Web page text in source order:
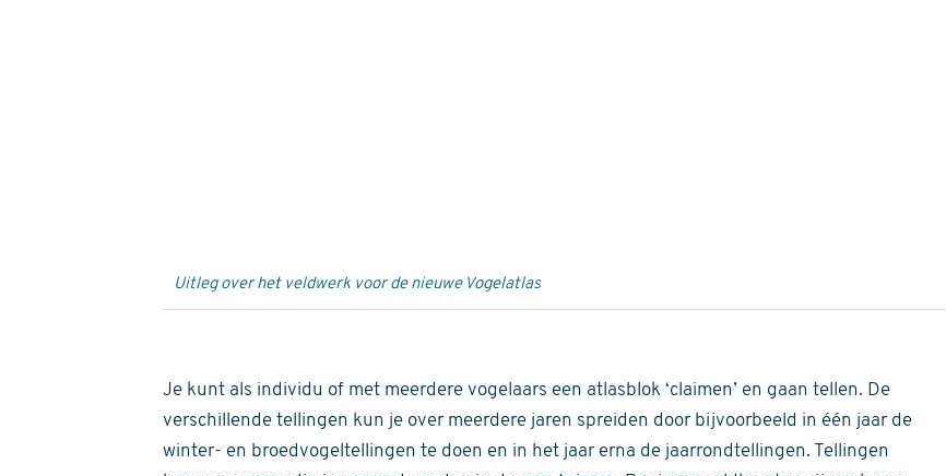
Uitleg over het veldwerk voor de nieuwe Vogelatlas
Je kunt als individu of met meerdere vogelaars een atlasblok ‘claimen’ en gaan tellen. De
verschillende tellingen kun je over meerdere jaren spreiden door bijvoorbeeld in één jaar de
winter- en broedvogeltellingen te doen en in het jaar erna de jaarrondtellingen. Tellingen